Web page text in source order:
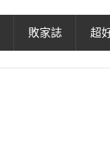
敗家誌 超